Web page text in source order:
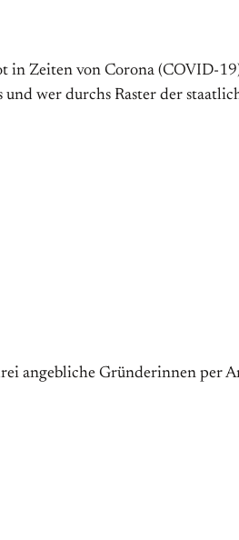
Zeiten von Corona (COVID-
wer durchs Raster der
angebliche Gründerinnen per